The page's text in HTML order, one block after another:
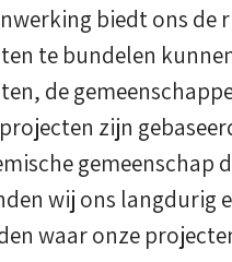
biedt ons de
te bundelen
de
zijn
wij ons langdurig
waar onze